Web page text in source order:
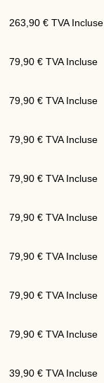
263,90 € TVA Incluse
79,90 € TVA Incluse
79,90 € TVA Incluse
79,90 € TVA Incluse
79,90 € TVA Incluse
79,90 € TVA Incluse
79,90 € TVA Incluse
79,90 € TVA Incluse
79,90 € TVA Incluse
39,90 € TVA Incluse